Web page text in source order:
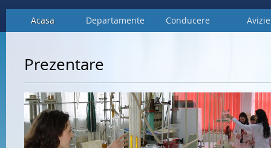
Acasa Departamente Conducere
Prezentare